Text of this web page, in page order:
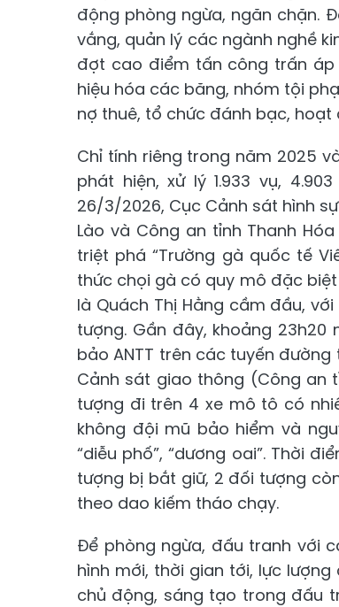
động phòng ngừa, ngăn chặn.
vắng, quản lý các ngành nghề
đợt cao điểm tấn công trấn
hiệu hóa các băng, nhóm tội
nợ thuê, tổ chức đánh bạc, hoạt
Chỉ tính riêng trong năm 2025
phát hiện, xử lý 1.933 vụ,
26/3/2026, Cục Cảnh sát hình
Lào và Công an tỉnh Thanh
triệt phá “Trường gà quốc tế
thức chọi gà có quy mô đặc
là Quách Thị Hằng cầm đầu,
tượng. Gần đây, khoảng
bảo ANTT trên các tuyến
Cảnh sát giao thông (Công an
tượng đi trên 4 xe mô tô có
không đội mũ bảo hiểm và
“diễu phố”, “dương oai”. Thời
tượng bị bắt giữ, 2 đối tượng
theo dao kiếm tháo chạy.
Để phòng ngừa, đấu tranh với
hình mới, thời gian tới, lực
chủ động, sáng tạo trong đấu